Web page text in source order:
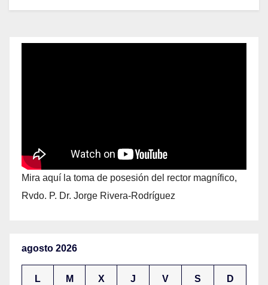
Mira aquí la toma de posesión del rector magnífico,
Rvdo. P. Dr. Jorge Rivera-Rodríguez
agosto 2026
L M X J V S D